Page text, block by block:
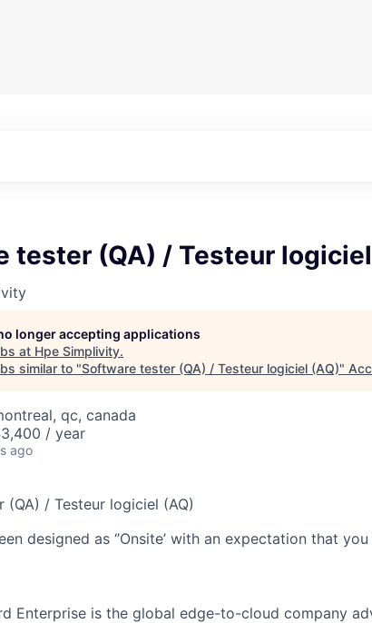
tester (QA) / Testeur
longer accepting applications
at Hpe Simplivity.
similar to "Software tester (QA) / Testeur logiciel (AQ)"
qc, canada
/ year
ago
(QA) / Testeur logiciel (AQ)
designed as ‘’Onsite’ with an expectation that
Enterprise is the global edge-to-cloud company